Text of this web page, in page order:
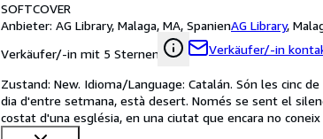
SOFTCOVER
Anbieter: AG Library, Malaga, MA, SpanienAG Library,
Verkäufer/-in mit 5 Sternen
Verkäufer/-in
Zustand: New. Idioma/Language: Catalán. Són les cinc
dia d'entre setmana, està desert. Només se sent el
costat d'una església, en una ciutat que encara no